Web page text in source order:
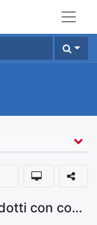
Stampare etichette prodotti con codici a barre